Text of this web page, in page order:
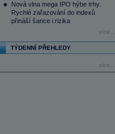
Nová vlna mega IPO hýbe trhy.
Rychlé zařazování do indexů
přináší šance i rizika
více...
TÝDENNÍ PŘEHLEDY
více...